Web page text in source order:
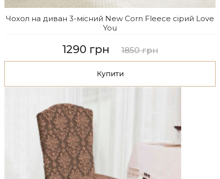
Чохол на диван 3-місний New Corn Fleece сірий Love
You
1290 грн 1850 грн
Купити